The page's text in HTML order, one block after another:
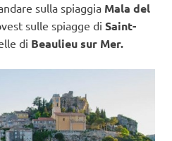
sulla spiaggia Mala del
sulle spiagge di Saint-
di Beaulieu sur Mer.